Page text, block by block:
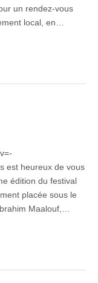
un rendez-vous
local, en…
est heureux de vous
édition du festival
placée sous le
Maalouf,…